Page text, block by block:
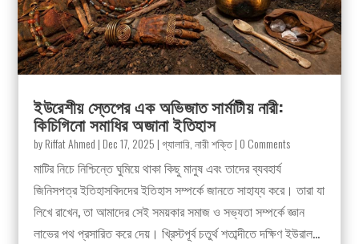
ইউরেশীয় স্তেপের এক অভিজাত সার্মাটীয় নারী:
কিচিগিনো সমাধির অজানা ইতিহাস
byRiffat Ahmed | Dec 17, 2025 |গ্যালারি ,নারী শক্তি| 0 Comments
মাটির নিচে নিশ্চিন্তে ঘুমিয়ে থাকা কিছু মানুষ এবং তাদের ব্যবহার্য
জিনিসপত্র ইতিহাসবিদদের ইতিহাস সম্পর্কে জানতে সাহায্য করে। তারা যা
লিখে রাখেন, তা আমাদের সেই সময়কার সমাজ ও সভ্যতা সম্পর্কে জ্ঞান
লাভের পথ প্রসারিত করে দেয়। খ্রিস্টপূর্ব চতুর্থ শতাব্দীতে দক্ষিণ ইউরাল...